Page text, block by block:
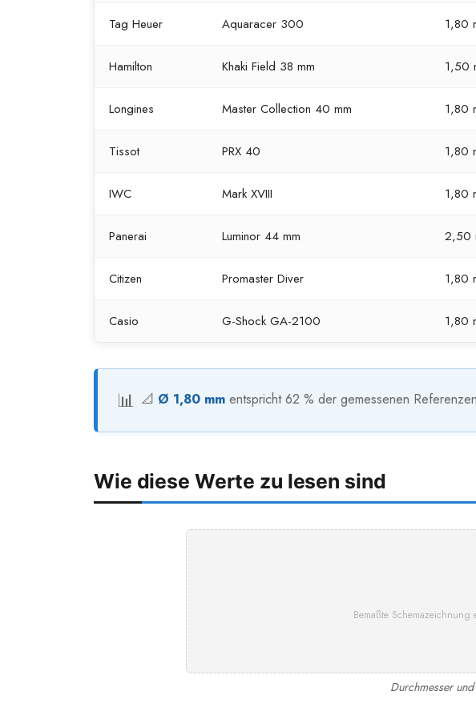
Tag Heuer Aquaracer 300 1,80
Hamilton Khaki Field 38 mm 1,50
Longines Master Collection 40 mm 1,80
Tissot PRX 40 1,80
IWC Mark XVIII 1,80
Panerai Luminor 44 mm 2,50
Citizen Promaster Diver 1,80
Casio G-Shock GA-2100 1,80
📐 Ø 1,80 mm entspricht 62 % der gemessenen
Wie diese Werte zu lesen sind
Bemaßte
Durchmesser